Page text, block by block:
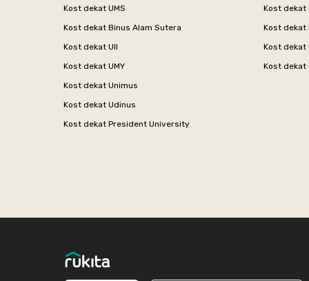
Kost dekat UMS
Kost dekat Binus Alam Sutera
Kost dekat UII
Kost dekat UMY
Kost dekat Unimus
Kost dekat Udinus
Kost dekat President University
Kost dekat
Kost dekat
Kost dekat
Kost dekat